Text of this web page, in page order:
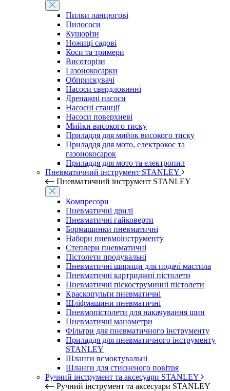
Пилки ланцюгові
Пилососи
Кущорізи
Ножиці садові
Коси та тримери
Висоторізи
Газонокосарки
Обприскувачі
Насоси свердловинні
Дренажні насоси
Насосні станції
Насоси поверхневі
Мийки високого тиску
Приладдя для мийок високого тиску
Приладдя для мото, електрокос та
газонокосарок
Приладдя для мото та електропил
Пневматичний інструмент STANLEY
Пневматичний інструмент STANLEY
Компресори
Пневматичні дрилі
Пневматичні гайковерти
Бормашинки пневматичні
Набори пневмоінструменту
Степлери пневматичні
Пістолети продувальні
Пневматичні шприци для подачі мастила
Пневматичні картриджні пістолети
Пневматичні піскоструминні пістолети
Краскопульти пневматичні
Шліфмашини пневматичні
Пневмопістолети для накачування шин
Пневматичні манометри
Фільтри для пневматичного інструменту
Приладдя для пневматичного інструменту
STANLEY
Шланги всмоктувальні
Шланги для стисненого повітря
Ручний інструмент та аксесуари STANLEY
Ручний інструмент та аксесуари STANLEY